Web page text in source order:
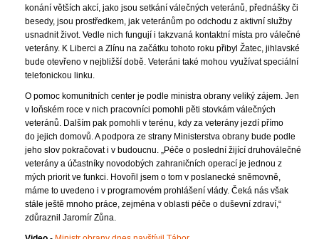
konání větších akcí, jako jsou setkání válečných veteránů, přednášky či
besedy, jsou prostředkem, jak veteránům po odchodu z aktivní služby
usnadnit život. Vedle nich fungují i takzvaná kontaktní místa pro válečné
veterány. K Liberci a Zlínu na začátku tohoto roku přibyl Žatec, jihlavské
bude otevřeno v nejbližší době. Veteráni také mohou využívat speciální
telefonickou linku.
O pomoc komunitních center je podle ministra obrany veliký zájem. Jen
v loňském roce v nich pracovníci pomohli pěti stovkám válečných
veteránů. Dalším pak pomohli v terénu, kdy za veterány jezdí přímo
do jejich domovů. A podpora ze strany Ministerstva obrany bude podle
jeho slov pokračovat i v budoucnu. „Péče o poslední žijící druhoválečné
veterány a účastníky novodobých zahraničních operací je jednou z
mých priorit ve funkci. Hovořil jsem o tom v poslanecké sněmovně,
máme to uvedeno i v programovém prohlášení vlády. Čeká nás však
stále ještě mnoho práce, zejména v oblasti péče o duševní zdraví,“
zdůraznil Jaromír Zůna.